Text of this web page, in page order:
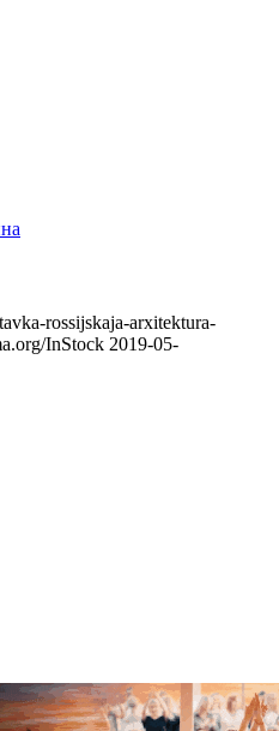
rossijskaja-arxitektura-
InStock 2019-05-